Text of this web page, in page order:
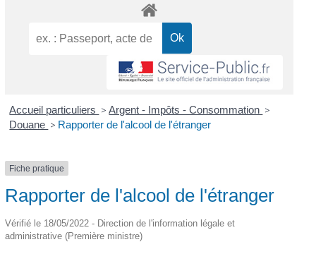
Accueil particuliers > Argent - Impôts - Consommation >
Douane > Rapporter de l'alcool de l'étranger
Fiche pratique
Rapporter de l'alcool de l'étranger
Vérifié le 18/05/2022 - Direction de l'information légale et
administrative (Première ministre)